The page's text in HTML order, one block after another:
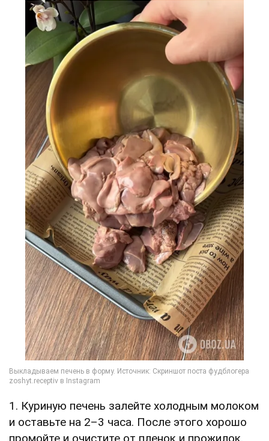
1. Куриную печень залейте холодным молоком
и оставьте на 2–3 часа. После этого хорошо